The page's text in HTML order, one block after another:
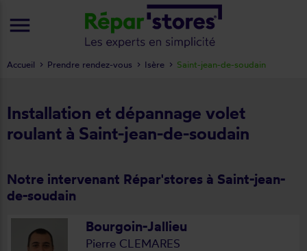
Installation et dépannage volet
roulant à Saint-jean-de-soudain
Notre intervenant Répar'stores à Saint-jean-
de-soudain
Bourgoin-Jallieu
Pierre CLEMARES
Accueil Prendre rendez-vous Isère Saint-jean-de-soudain
menu